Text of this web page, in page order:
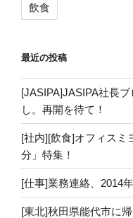
飲食
最近の投稿
[JASIPA]JASIPA社長
し。再開を待て！
[社内][飲食]オフィスミ
分」特集！
[仕事]業務連絡、2014
[東北]秋田県能代市に